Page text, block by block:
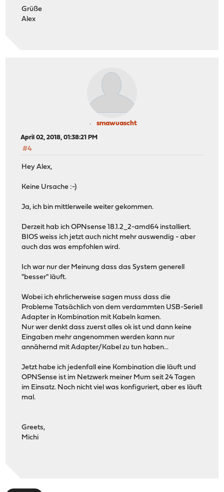
Grüße
Alex
smawuascht
April 02, 2018, 01:38:21 PM
#4
Hey Alex,
Keine Ursache :-)
Ja, ich bin mittlerweile weiter gekommen.
Derzeit hab ich OPNsense 18.1.2_2-amd64 installiert.
BIOS weiss ich jetzt auch nicht mehr auswendig - aber
auch das was empfohlen wird.
Ich war nur der Meinung dass das System generell
"besser" läuft.
Wobei ich ehrlicherweise sagen muss dass die
Probleme Tatsächlich von dem verdammten USB-Seriell
Adapter in Kombination mit Kabeln kamen.
Nur wer denkt dass zuerst alles ok ist und dann keine
Eingaben mehr angenommen werden kann nur
annähernd mit Adapter/Kabel zu tun haben...
Jetzt habe ich jedenfall eine Kombination die läuft und
OPNSense ist im Netzwerk meiner Mum seit 24 Tagen
im Einsatz. Noch nicht viel was konfiguriert, aber es läuft
mal.
Greets,
Michi